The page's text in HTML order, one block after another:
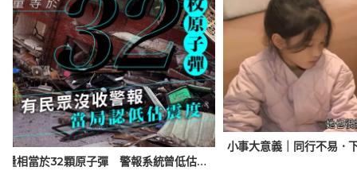
台灣花蓮地震｜能量相當於32顆原子彈 警報系統曾低估威力 將改良演算法